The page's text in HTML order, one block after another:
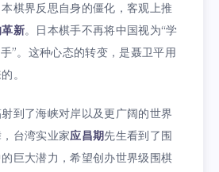
棋界反思自身的僵化，客观上推
新。日本棋手不再将中国视为“学
”。这种心态的转变，是聂卫平用
。
到了海峡对岸以及更广阔的世界
台湾实业家应昌期先生看到了围
巨大潜力，希望创办世界级围棋